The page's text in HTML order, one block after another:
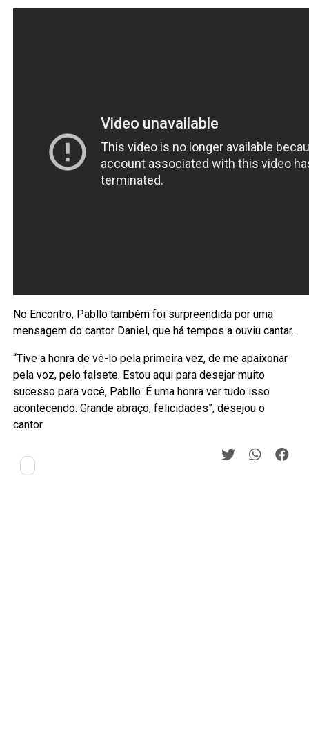
No Encontro, Pabllo também foi surpreendida por uma
mensagem do cantor Daniel, que há tempos a ouviu cantar.
“Tive a honra de vê-lo pela primeira vez, de me apaixonar
pela voz, pelo falsete. Estou aqui para desejar muito
sucesso para você, Pabllo. É uma honra ver tudo isso
acontecendo. Grande abraço, felicidades”, desejou o
cantor.